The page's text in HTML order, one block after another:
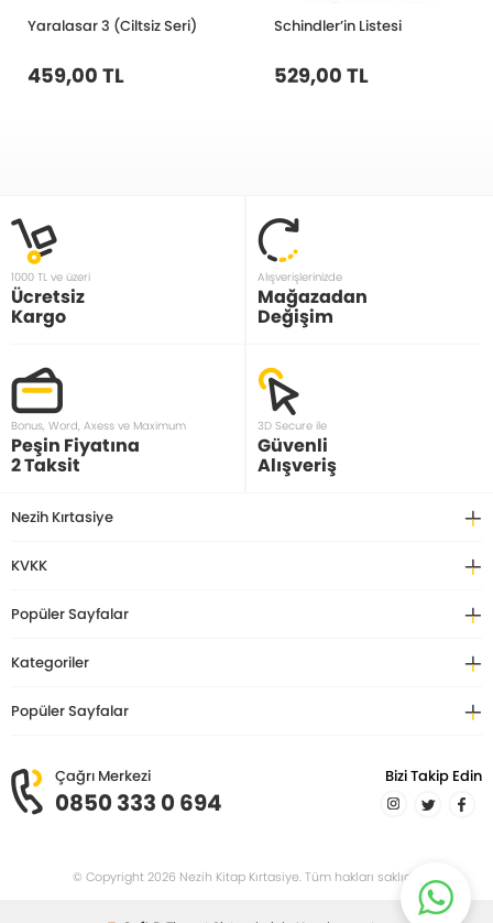
Yaralasar 3 (Ciltsiz Seri)
459,00 TL
Schindler’in Listesi
529,00 TL
1000 TL ve üzeri
Ücretsiz
Kargo
Alışverişlerinizde
Mağazadan
Değişim
Bonus, Word, Axess ve Maximum
Peşin Fiyatına
2 Taksit
3D Secure ile
Güvenli
Alışveriş
Nezih Kırtasiye
KVKK
Popüler Sayfalar
Kategoriler
Popüler Sayfalar
Çağrı Merkezi
0850 333 0 694
Bizi Takip Edin
© Copyright 2026 Nezih Kitap Kırtasiye. Tüm hakları saklıdır.